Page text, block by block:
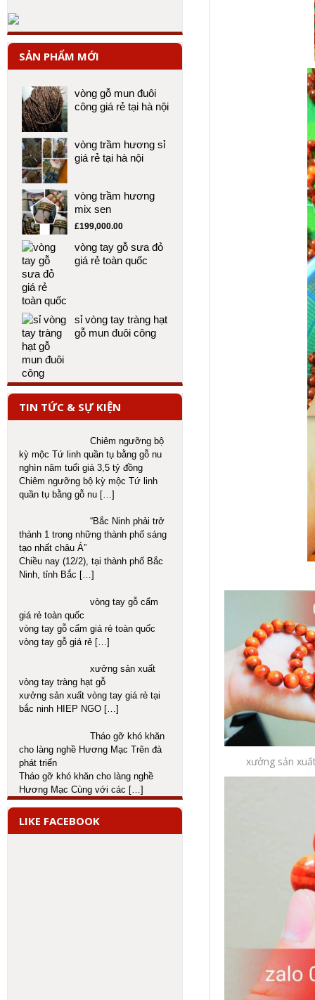
xưởng sản
SẢN PHẨM MỚI
vòng gỗ mun đuôi
công giá rẻ tại hà nội
vòng trầm hương sỉ
giá rẻ tại hà nội
vòng trầm hương
mix sen
£199,000.00
vòng tay gỗ sưa đỏ
giá rẻ toàn quốc
sỉ vòng tay tràng hạt
gỗ mun đuôi công
TIN TỨC & SỰ KIỆN
Chiêm ngưỡng bộ
kỳ mộc Tứ linh quần tụ bằng gỗ nu
nghìn năm tuổi giá 3,5 tỷ đồng
Chiêm ngưỡng bộ kỳ mộc Tứ linh
quần tụ bằng gỗ nu […]
“Bắc Ninh phải trở
thành 1 trong những thành phố sáng
tạo nhất châu Á”
Chiều nay (12/2), tại thành phố Bắc
Ninh, tỉnh Bắc […]
vòng tay gỗ cẩm
giá rẻ toàn quốc
vòng tay gỗ cẩm giá rẻ toàn quốc
vòng tay gỗ giá rẻ […]
xưởng sản xuất
vòng tay tràng hạt gỗ
xưởng sản xuất vòng tay giá rẻ tại
bắc ninh HIEP NGO […]
Tháo gỡ khó khăn
cho làng nghề Hương Mạc Trên đà
phát triển
Tháo gỡ khó khăn cho làng nghề
Hương Mạc Cùng với các […]
LIKE FACEBOOK